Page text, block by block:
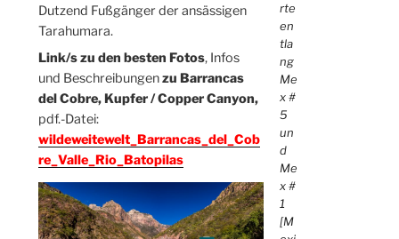
Dutzend Fußgänger der ansässigen
Tarahumara.
Link/s zu den besten Fotos, Infos
und Beschreibungenzu Barrancas
del Cobre, Kupfer / Copper Canyon,
pdf.-Datei:
wildeweitewelt_Barrancas_del_Cob
re_Valle_Rio_Batopilas
rte
en
tla
ng
Me
x #
5
un
d
Me
x #
1
[M